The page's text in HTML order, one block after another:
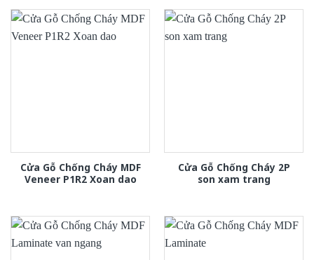
Cửa Gỗ Chống Cháy MDF
Veneer P1R2 Xoan dao
Cửa Gỗ Chống Cháy 2P
son xam trang